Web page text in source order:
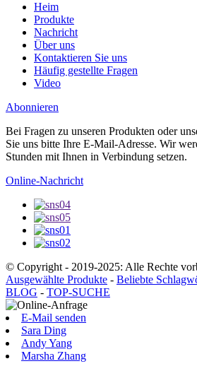
Heim
Produkte
Nachricht
Über uns
Kontaktieren Sie uns
Häufig gestellte Fragen
Video
Abonnieren
Bei Fragen zu unseren Produkten oder
Sie uns bitte Ihre E-Mail-Adresse. Wir
Stunden mit Ihnen in Verbindung setzen.
Online-Nachricht
© Copyright - 2019-2025: Alle Rechte
Ausgewählte Produkte - Beliebte
BLOG - TOP-SUCHE
E-Mail senden
Sara Ding
Andy Yang
Marsha Zhang